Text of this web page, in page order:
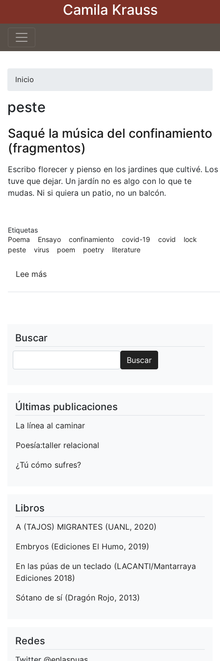
Pasar
Camila Krauss
Inicio
peste
Saqué la música del confinamiento
(fragmentos)
Escribo florecer y pienso en los jardines que cultivé. Los
tuve que dejar. Un jardín no es algo con lo que te
mudas. Ni si quiera un patio, no un balcón.
Etiquetas
Poema
Ensayo confinamiento covid-19 covid
lock
peste
virus poem poetry literature
Lee más
(fragmentos)
Buscar
Buscar
Últimas publicaciones
La línea al caminar
Poesía:taller relacional
¿Tú cómo sufres?
Libros
A (TAJOS) MIGRANTES (UANL, 2020)
Embryos (Ediciones El Humo, 2019)
En las púas de un teclado (LACANTI/Mantarraya
Ediciones 2018)
Sótano de sí (Dragón Rojo, 2013)
Redes